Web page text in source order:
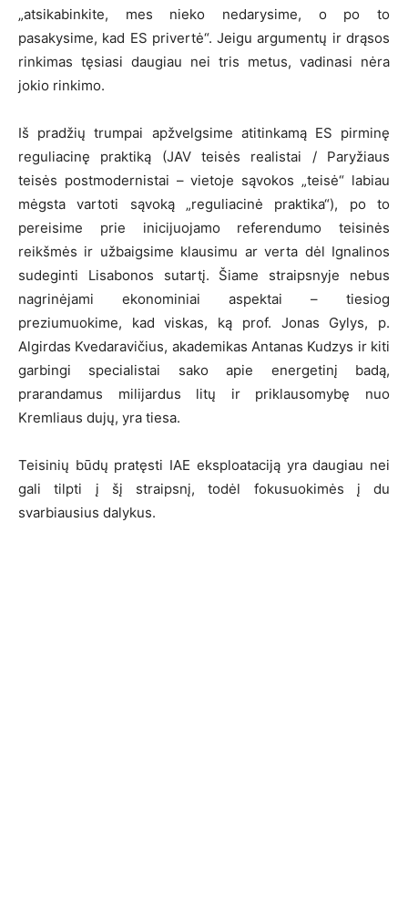
„atsikabinkite, mes nieko nedarysime, o po to
pasakysime, kad ES privertė“. Jeigu argumentų ir drąsos
rinkimas tęsiasi daugiau nei tris metus, vadinasi nėra
jokio rinkimo.
Iš pradžių trumpai apžvelgsime atitinkamą ES pirminę
reguliacinę praktiką (JAV teisės realistai / Paryžiaus
teisės postmodernistai – vietoje sąvokos „teisė“ labiau
mėgsta vartoti sąvoką „reguliacinė praktika“), po to
pereisime prie inicijuojamo referendumo teisinės
reikšmės ir užbaigsime klausimu ar verta dėl Ignalinos
sudeginti Lisabonos sutartį. Šiame straipsnyje nebus
nagrinėjami ekonominiai aspektai – tiesiog
preziumuokime, kad viskas, ką prof. Jonas Gylys, p.
Algirdas Kvedaravičius, akademikas Antanas Kudzys ir kiti
garbingi specialistai sako apie energetinį badą,
prarandamus milijardus litų ir priklausomybę nuo
Kremliaus dujų, yra tiesa.
Teisinių būdų pratęsti IAE eksploataciją yra daugiau nei
gali tilpti į šį straipsnį, todėl fokusuokimės į du
svarbiausius dalykus.